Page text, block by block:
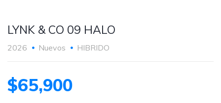
LYNK & CO 09 HALO
2026 Nuevos HIBRIDO
$65,900